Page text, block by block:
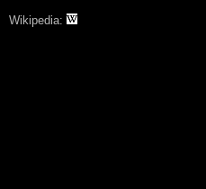
Wikipedia: